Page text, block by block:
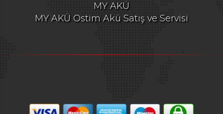
MY AKÜ
MY AKÜ Ostim Akü Satış ve Servisi